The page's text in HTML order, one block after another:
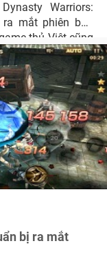
Warriors:
mắt phiên bản
thủ Việt cũng
bản hoàn toàn
bị ra mắt